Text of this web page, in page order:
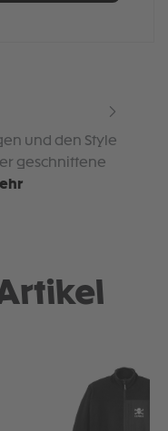
und den Style
geschnittene